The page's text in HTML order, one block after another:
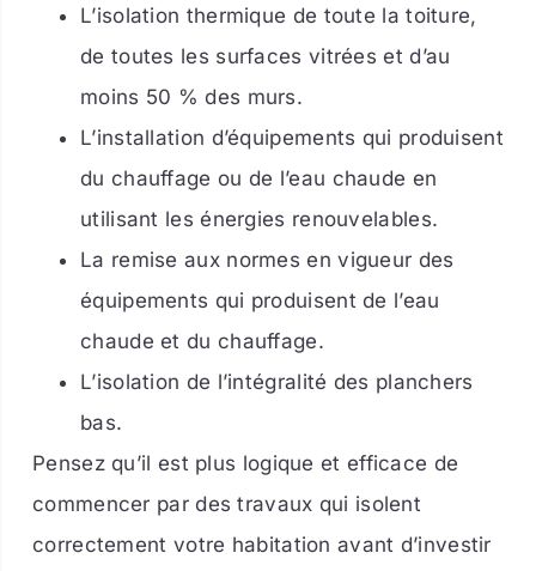
L’isolation thermique de toute la toiture,
de toutes les surfaces vitrées et d’au
moins 50 % des murs.
L’installation d’équipements qui produisent
du chauffage ou de l’eau chaude en
utilisant les énergies renouvelables.
La remise aux normes en vigueur des
équipements qui produisent de l’eau
chaude et du chauffage.
L’isolation de l’intégralité des planchers
bas.
Pensez qu’il est plus logique et efficace de
commencer par des travaux qui isolent
correctement votre habitation avant d’investir